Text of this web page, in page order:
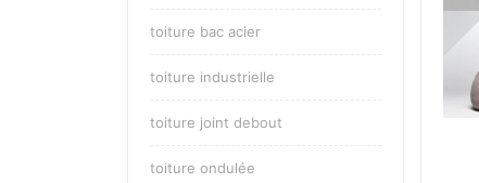
toiture bac acier
toiture industrielle
toiture joint debout
toiture ondulée